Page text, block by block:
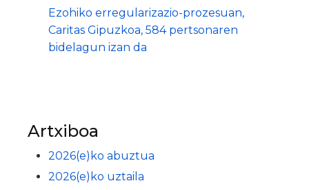
Ezohiko erregularizazio-prozesuan,
Caritas Gipuzkoa, 584 pertsonaren
bidelagun izan da
Artxiboa
2026(e)ko abuztua
2026(e)ko uztaila